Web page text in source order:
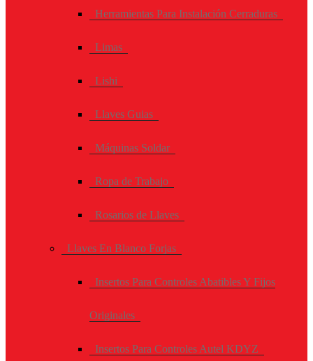
Herramientas Para Instalación Cerraduras
Limas
Lishi
Llaves Guias
Máquinas Soldar
Ropa de Trabajo
Rosarios de Llaves
Llaves En Blanco Forjas
Insertos Para Controles Abatibles Y Fijos
Originales
Insertos Para Controles Autel KDYZ